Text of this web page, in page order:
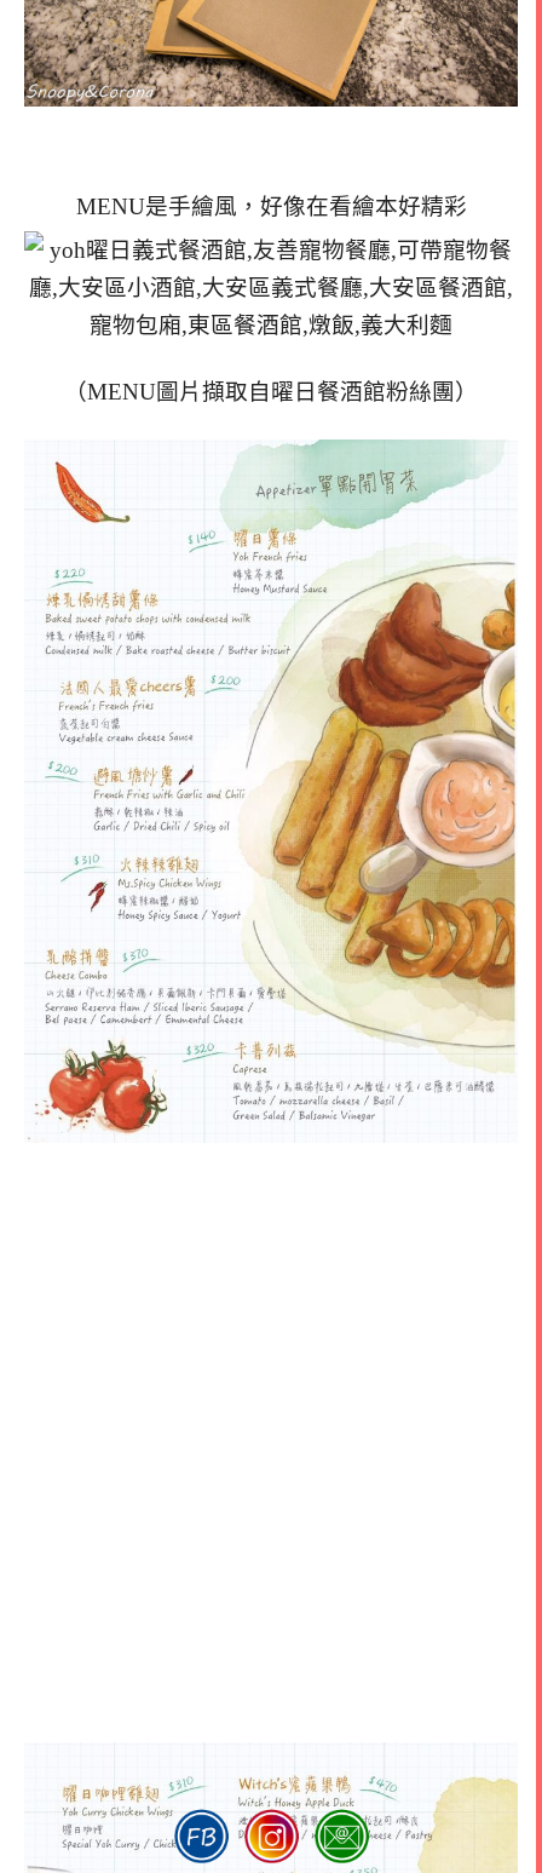
MENU是手繪風，好像在看繪本好精彩
（MENU圖片擷取自曜日餐酒館粉絲團）